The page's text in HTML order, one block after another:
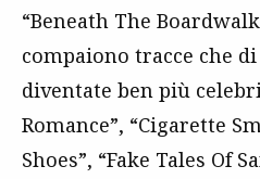
“Beneath The
compaiono tracce che
diventate ben più
Romance”, “Cigarette
Shoes”, “Fake Tales Of